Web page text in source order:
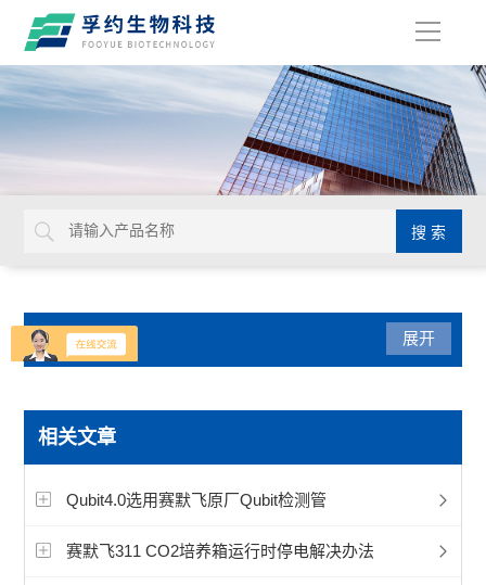
导
产品分类
赛默飞PowerFlex梯度PCR
赛默飞超微量分光光度计
洁净工作台
展开
相关文章
Qubit4.0选用赛默飞原厂Qubit检测管
赛默飞311 CO2培养箱运行时停电解决办法